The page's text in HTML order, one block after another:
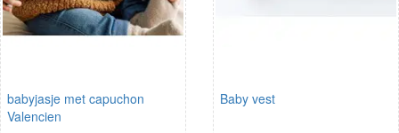
babyjasje met capuchon
Valencien
Baby vest